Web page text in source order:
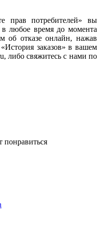
прав потребителей» вы
в любое время до момента
об отказе онлайн, нажав
заказов» в вашем
либо свяжитесь с нами по